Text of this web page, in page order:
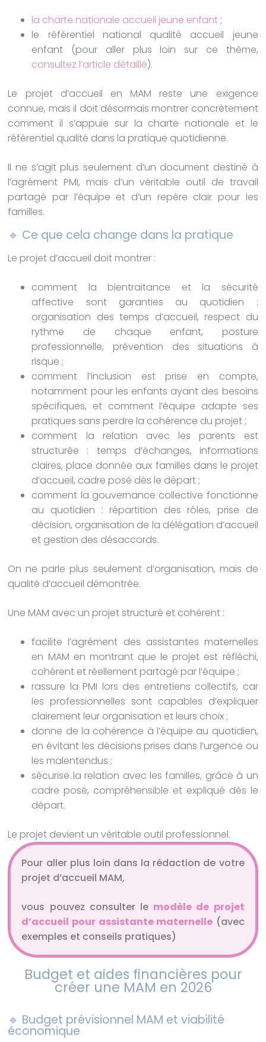
la charte nationale accueil jeune enfant;
le référentiel national qualité accueil jeune
enfant (pour aller plus loin sur ce thème,
consultez l’article détaillé).
Le projet d’accueil en MAM reste une exigence
connue, mais il doit désormais montrer concrètement
comment il s’appuie sur la charte nationale et le
référentiel qualité dans la pratique quotidienne.
Il ne s’agit plus seulement d’un document destiné à
l’agrément PMI, mais d’un véritable outil de travail
partagé par l’équipe et d’un repère clair pour les
familles.
🔹 Ce que cela change dans la pratique
Le projet d’accueil doit montrer :
comment la bientraitance et la sécurité
affective sont garanties au quotidien :
organisation des temps d’accueil, respect du
rythme de chaque enfant, posture
professionnelle, prévention des situations à
risque ;
comment l’inclusion est prise en compte,
notamment pour les enfants ayant des besoins
spécifiques, et comment l’équipe adapte ses
pratiques sans perdre la cohérence du projet ;
comment la relation avec les parents est
structurée : temps d’échanges, informations
claires, place donnée aux familles dans le projet
d’accueil, cadre posé dès le départ ;
comment la gouvernance collective fonctionne
au quotidien : répartition des rôles, prise de
décision, organisation de la délégation d’accueil
et gestion des désaccords.
On ne parle plus seulement d’organisation, mais de
qualité d’accueil démontrée.
Une MAM avec un projet structuré et cohérent :
facilite l’agrément des assistantes maternelles
en MAM en montrant que le projet est réfléchi,
cohérent et réellement partagé par l’équipe ;
rassure la PMI lors des entretiens collectifs, car
les professionnelles sont capables d’expliquer
clairement leur organisation et leurs choix ;
donne de la cohérence à l’équipe au quotidien,
en évitant les décisions prises dans l’urgence ou
les malentendus ;
sécurise la relation avec les familles, grâce à un
cadre posé, compréhensible et expliqué dès le
départ.
Le projet devient un véritable outil professionnel.
Pour aller plus loin dans la rédaction de votre
projet d’accueil MAM,
vous pouvez consulter le modèle de projet
d’accueil pour assistante maternelle (avec
exemples et conseils pratiques)
Budget et aides financières pour
créer une MAM en 2026
🔹 Budget prévisionnel MAM et viabilité
économique